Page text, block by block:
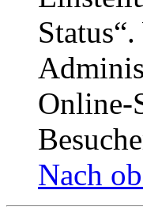
Online-
Nach